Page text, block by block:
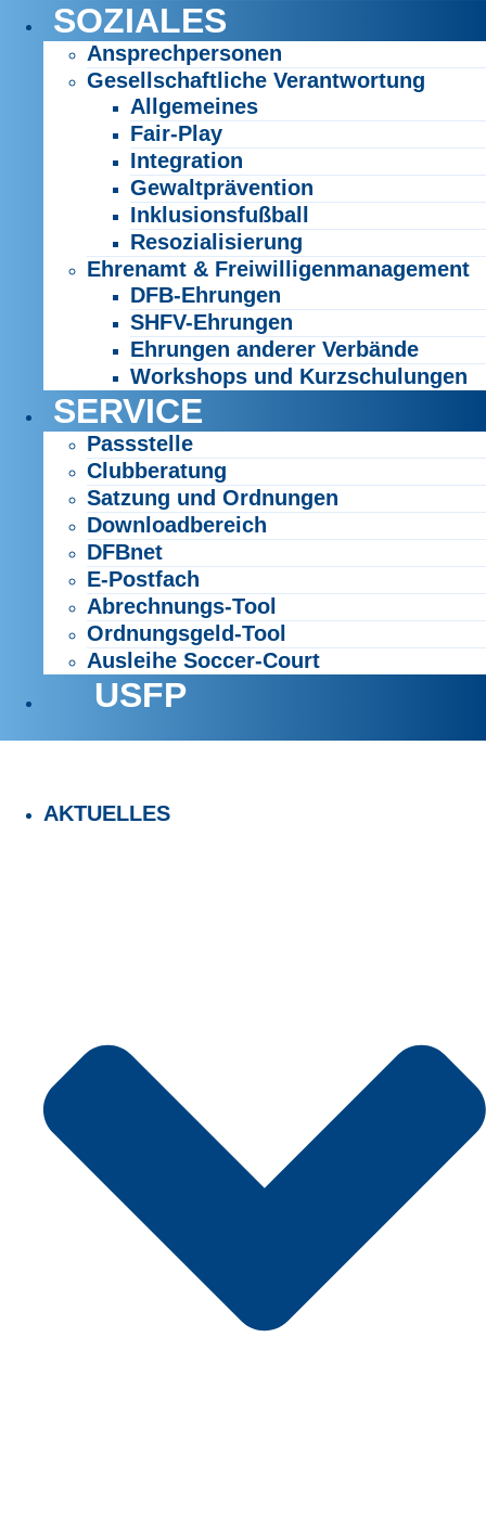
SOZIALES
Ansprechpersonen
Gesellschaftliche Verantwortung
Allgemeines
Fair-Play
Integration
Gewaltprävention
Inklusionsfußball
Resozialisierung
Ehrenamt & Freiwilligenmanagement
DFB-Ehrungen
SHFV-Ehrungen
Ehrungen anderer Verbände
Workshops und Kurzschulungen
SERVICE
Passstelle
Clubberatung
Satzung und Ordnungen
Downloadbereich
DFBnet
E-Postfach
Abrechnungs-Tool
Ordnungsgeld-Tool
Ausleihe Soccer-Court
USFP
AKTUELLES